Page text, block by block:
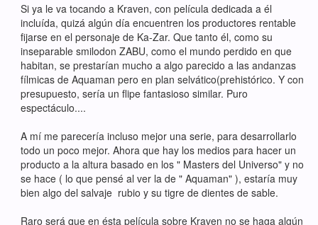
Si ya le va tocando a Kraven, con película dedicada a él
incluída, quizá algún día encuentren los productores rentable
fijarse en el personaje de Ka-Zar. Que tanto él, como su
inseparable smilodon ZABU, como el mundo perdido en que
habitan, se prestarían mucho a algo parecido a las andanzas
fílmicas de Aquaman pero en plan selvático(prehistórico. Y con
presupuesto, sería un flipe fantasioso similar. Puro
espectáculo....
A mí me parecería incluso mejor una serie, para desarrollarlo
todo un poco mejor. Ahora que hay los medios para hacer un
producto a la altura basado en los " Masters del Universo" y no
se hace ( lo que pensé al ver la de " Aquaman" ), estaría muy
bien algo del salvaje rubio y su tigre de dientes de sable.
Raro será que en ésta película sobre Kraven no se haga algún